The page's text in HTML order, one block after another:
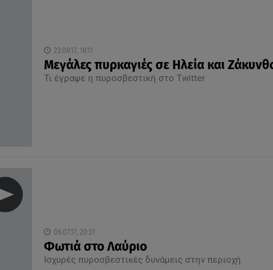
23.08.17, 18:11
Μεγάλες πυρκαγιές σε Ηλεία και
Τι έγραψε η πυροσβεστική στο Twitter
06.07.17, 20:31
Φωτιά στο Λαύριο
Ισχυρές πυροσβεστικές δυνάμεις στην περιοχή